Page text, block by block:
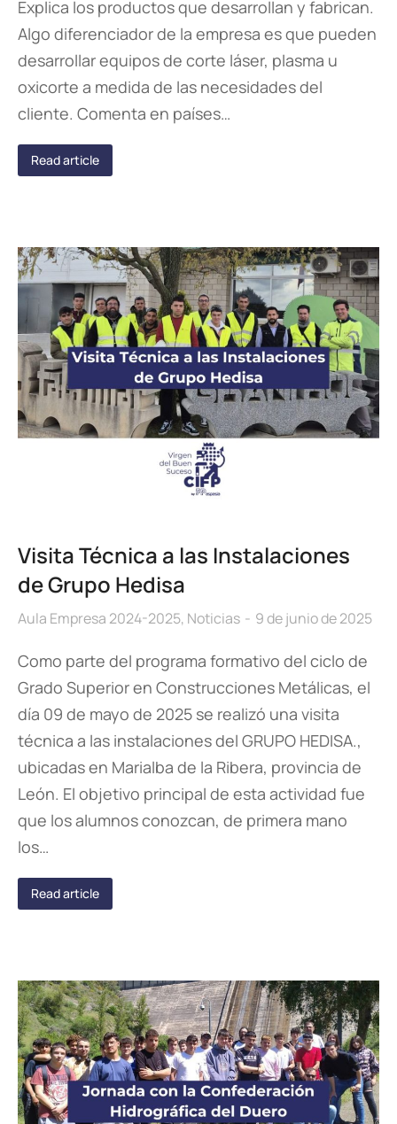
Explica los productos que desarrollan y fabrican.
Algo diferenciador de la empresa es que pueden
desarrollar equipos de corte láser, plasma u
oxicorte a medida de las necesidades del
cliente. Comenta en países…
Read article
Visita Técnica a las Instalaciones
de Grupo Hedisa
Aula Empresa 2024-2025, Noticias 9 de junio de 2025
Como parte del programa formativo del ciclo de
Grado Superior en Construcciones Metálicas, el
día 09 de mayo de 2025 se realizó una visita
técnica a las instalaciones del GRUPO HEDISA.,
ubicadas en Marialba de la Ribera, provincia de
León. El objetivo principal de esta actividad fue
que los alumnos conozcan, de primera mano
los…
Read article